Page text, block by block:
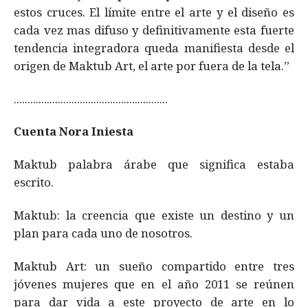
estos cruces. El límite entre el arte y el diseño es
cada vez mas difuso y definitivamente esta fuerte
tendencia integradora queda manifiesta desde el
origen de Maktub Art, el arte por fuera de la tela.”
........................................................
Cuenta Nora Iniesta
Maktub palabra árabe que significa estaba
escrito.
Maktub: la creencia que existe un destino y un
plan para cada uno de nosotros.
Maktub Art: un sueño compartido entre tres
jóvenes mujeres que en el año 2011 se reúnen
para dar vida a este proyecto de arte en lo